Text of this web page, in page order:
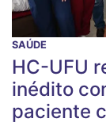
SAÚDE
HC-UFU
inédito
paciente